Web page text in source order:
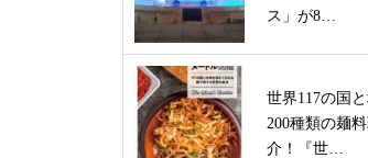
ス」が8…
世界117の国
200種類の麺
介！『世…